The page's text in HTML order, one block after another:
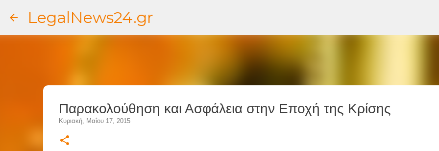
LegalNews24.gr
Παρακολούθηση και Ασφάλεια στην Εποχή της Κρίσης
Κυριακή, Μαΐου 17, 2015